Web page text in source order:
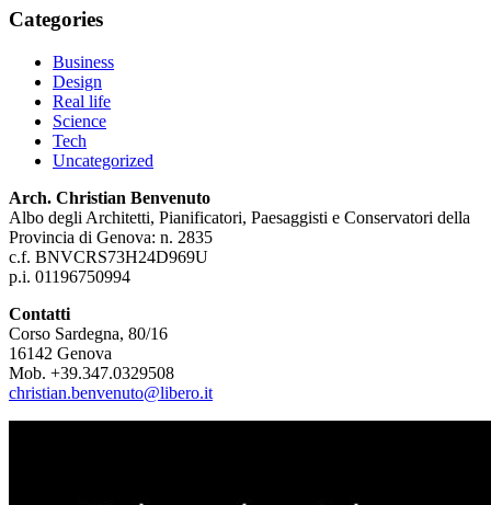
Categories
Business
Design
Real life
Science
Tech
Uncategorized
Arch. Christian Benvenuto
Albo degli Architetti, Pianificatori, Paesaggisti e Conservatori della
Provincia di Genova: n. 2835
c.f. BNVCRS73H24D969U
p.i. 01196750994
Contatti
Corso Sardegna, 80/16
16142 Genova
Mob. +39.347.0329508
christian.benvenuto@libero.it